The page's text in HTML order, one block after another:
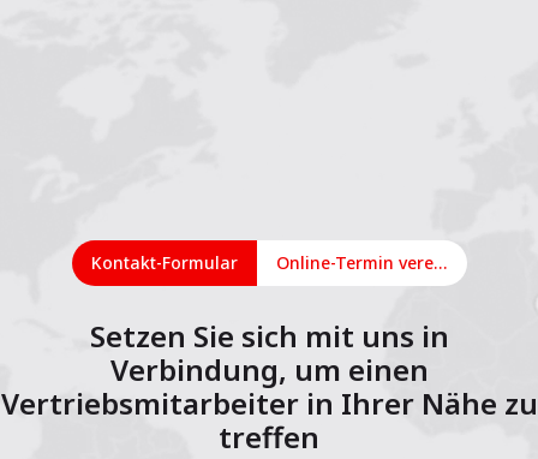
Kontakt-Formular Online-Termin vereinbaren
Setzen Sie sich mit uns in
Verbindung, um einen
Vertriebsmitarbeiter in Ihrer Nähe zu
treffen